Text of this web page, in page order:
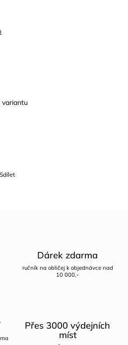
variantu
Sdílet
Dárek zdarma
ručník na obličej k objednávce nad
10 000,-
Přes 3000 výdejních
míst